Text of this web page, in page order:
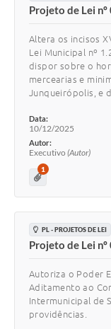
Projeto de Lei
Altera os incisos
Lei Municipal nº
dispor sobre o
mercearias e
Junqueirópolis, e
Data:
10/12/2025
Autor:
Executivo (Autor)
1
PL - PROJETOS DE LEI
Projeto de Lei
Autoriza o Poder
Aditamento ao
Intermunicipal de
providências.